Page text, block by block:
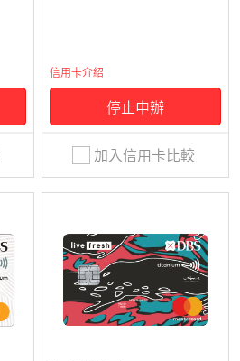
信用卡介紹
停止申辦
加入信用卡比較